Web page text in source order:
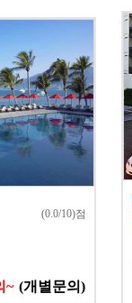
(0.0/10)점
~ (개별문의)